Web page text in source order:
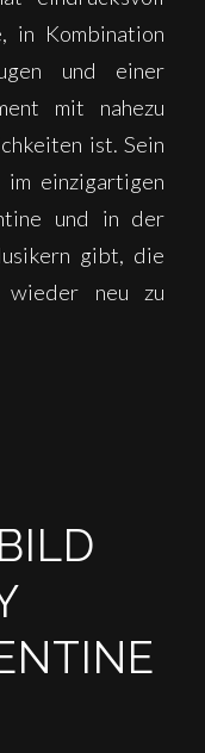
in Kombination
und einer
mit nahezu
ist. Sein
einzigartigen
und in der
gibt, die
wieder neu zu